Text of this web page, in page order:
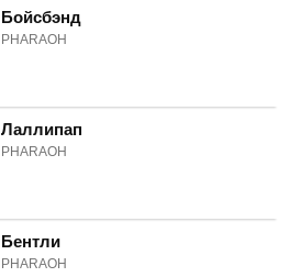
Бойсбэнд
PHARAOH
Лаллипап
PHARAOH
Бентли
PHARAOH